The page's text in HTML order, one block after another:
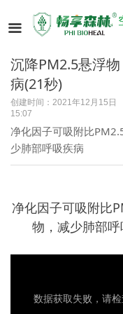
끀
沉降PM2.5悬浮
病(21秒)
创建时间： 2021年12月15日
15:07
净化因子可吸附比
少肺部呼吸疾病
净化因子可吸附比
物，减少肺部